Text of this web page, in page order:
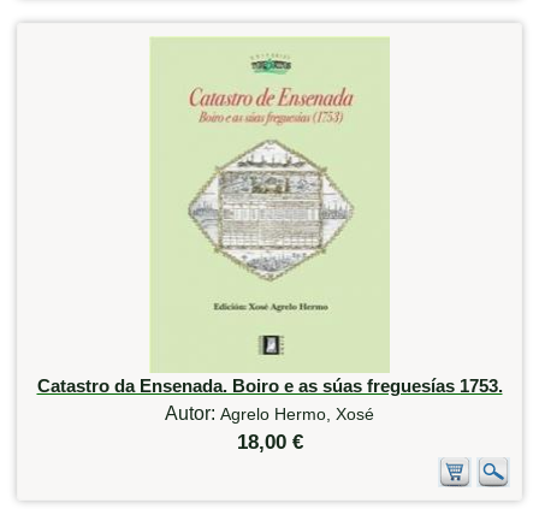
Catastro da Ensenada. Boiro e as súas freguesías 1753.
Autor: Agrelo Hermo, Xosé
18,00 €